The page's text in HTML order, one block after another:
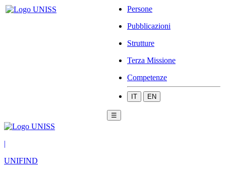
Persone
Pubblicazioni
Strutture
Terza Missione
Competenze
IT EN
☰
|
UNIFIND